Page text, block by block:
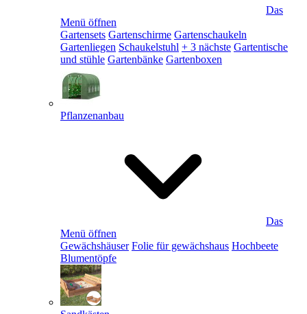
Das
Menü öffnen
Gartensets Gartenschirme Gartenschaukeln
Gartenliegen Schaukelstuhl + 3 nächste Gartentische
und stühle Gartenbänke Gartenboxen
Pflanzenanbau
Das
Menü öffnen
Gewächshäuser Folie für gewächshaus Hochbeete
Blumentöpfe